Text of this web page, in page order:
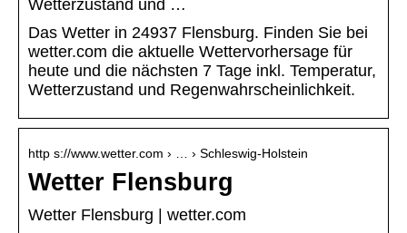
Wetterzustand und …
Das Wetter in 24937 Flensburg. Finden Sie bei
wetter.com die aktuelle Wettervorhersage für
heute und die nächsten 7 Tage inkl. Temperatur,
Wetterzustand und Regenwahrscheinlichkeit.
http s://www.wetter.com › … › Schleswig-Holstein
Wetter Flensburg
Wetter Flensburg | wetter.com